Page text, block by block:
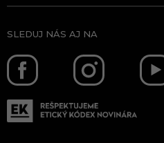
SLEDUJ NÁS AJ NA